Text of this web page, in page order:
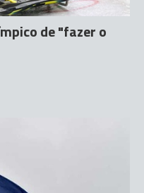
de "fazer o